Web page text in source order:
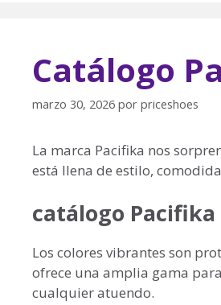
Catálogo
marzo 30, 2026 por priceshoes
La marca Pacifika nos
está llena de estilo,
catálogo Pacifika
Los colores vibrantes son
ofrece una amplia gama
cualquier atuendo.